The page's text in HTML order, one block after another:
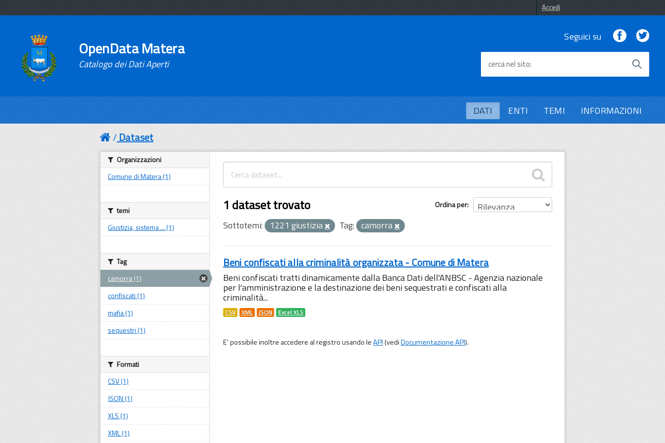
Accedi
OpenData Matera
Catalogo dei Dati Aperti
Seguici su Facebook
cerca nel sito
DATI ENTI TEMI INFORMAZIONI
Dataset
Ordina per
1 dataset trovato
Sottotemi: 1221 giustizia Tag: camorra
Beni confiscati alla criminalità organizzata - Comune di Matera
Beni confiscati tratti dinamicamente dalla Banca Dati dell'ANBSC - Agenzia nazionale
per l'amministrazione e la destinazione dei beni sequestrati e confiscati alla
criminalità...
CSV XML JSON Excel XLS
E' possibile inoltre accedere al registro usando leAPI(vediDocumentazione API).
Organizzazioni
Comune di Matera (1)
temi
Giustizia, sistema ... (1)
Tag
camorra (1)
confiscati (1)
mafia (1)
sequestri (1)
Formati
CSV (1)
JSON (1)
XLS (1)
XML (1)